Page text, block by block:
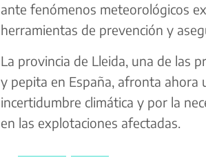
ante fenómenos meteorológicos
herramientas de prevención y
La provincia de Lleida, una de las
y pepita en España, afronta ahora
incertidumbre climática y por la
en las explotaciones afectadas.